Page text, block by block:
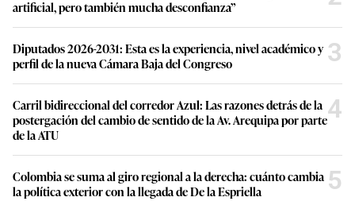
artificial, pero también mucha desconfianza”
Diputados 2026-2031: Esta es la experiencia, nivel académico y
perfil de la nueva Cámara Baja del Congreso
3
Carril bidireccional del corredor Azul: Las razones detrás de la
postergación del cambio de sentido de la Av. Arequipa por parte
de la ATU
4
Colombia se suma al giro regional a la derecha: cuánto cambia
la política exterior con la llegada de De la Espriella
5